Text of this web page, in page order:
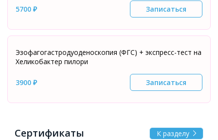
5700 ₽ Записаться
Эзофагогастродуоденоскопия (ФГС) + экспресс-тест на
Хеликобактер пилори
3900 ₽ Записаться
Сертификаты К разделу